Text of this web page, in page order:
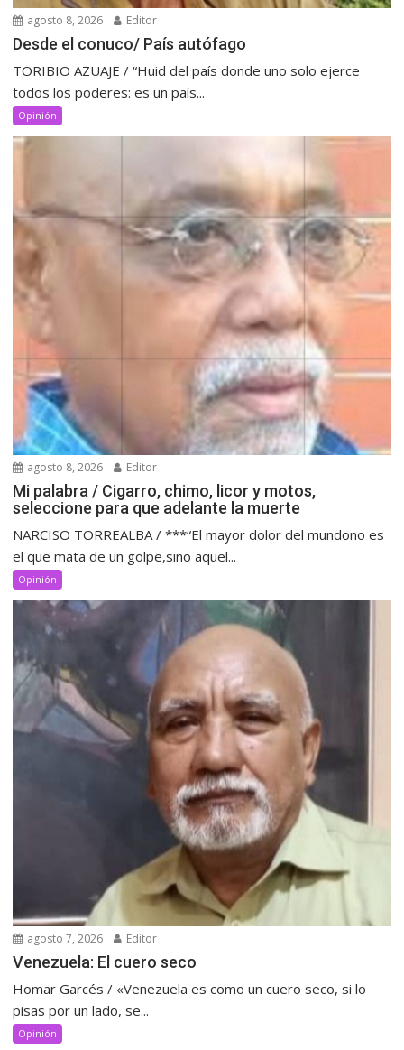
agosto 8, 2026 Editor
Desde el conuco/ País autófago
TORIBIO AZUAJE / “Huid del país donde uno solo ejerce
todos los poderes: es un país...
Opinión
agosto 8, 2026 Editor
Mi palabra / Cigarro, chimo, licor y motos,
seleccione para que adelante la muerte
NARCISO TORREALBA / ***“El mayor dolor del mundono es
el que mata de un golpe,sino aquel...
Opinión
agosto 7, 2026 Editor
Venezuela: El cuero seco
Homar Garcés / «Venezuela es como un cuero seco, si lo
pisas por un lado, se...
Opinión